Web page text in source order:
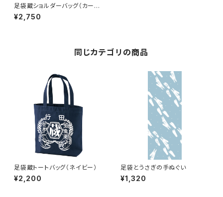
足袋蔵ショルダーバッグ（カー
キ）
¥2,750
同じカテゴリの商品
足袋蔵トートバッグ（ネイビー）
¥2,200
足袋とうさぎの手ぬぐい
¥1,320